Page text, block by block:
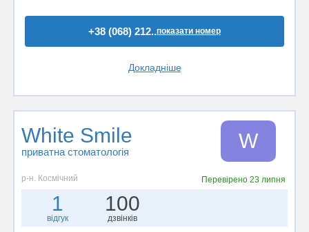
+38 (068) 212..показати номер
Докладніше
White Smile
приватна стоматологія W
р-н. Космічний Перевірено 23 липня
1
відгук
100
дзвінків